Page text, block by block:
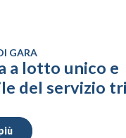
GARA
a lotto unico e
del servizio